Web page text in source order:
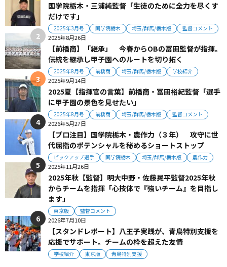
国学院栃木・三浦純監督「生徒のために全力を尽くす
だけです」
2025年3月号 国学院栃木 埼玉/群馬/栃木版 監督コメント
2025年8月26日
【前橋商】「継承」 今春からOBの冨田監督が指揮。
伝統を継承し甲子園へのルートを切り拓く
2025年8月号 前橋商 埼玉/群馬/栃木版 学校紹介
2025年9月14日
2025夏【指揮官の言葉】前橋商・冨田裕紀監督「選手
に甲子園の景色を見せたい」
2025年8月号 前橋商 埼玉/群馬/栃木版 監督コメント
2026年5月27日
【プロ注目】国学院栃木・農作力（３年） 攻守に世
代屈指のポテンシャルを秘めるショートストップ
ピックアップ選手 国学院栃木 埼玉/群馬/栃木版 農作力
2025年11月26日
2025年秋【監督】明大中野・佐藤晃平監督2025年秋
からチームを指揮「心技体で『強いチーム』を目指し
ます」
東京版 監督コメント
2026年7月10日
【スタンドレポート】八王子実践が、青鳥特別支援を
応援でサポート。チームの枠を超えた友情
学校紹介 東京版 青鳥特別支援